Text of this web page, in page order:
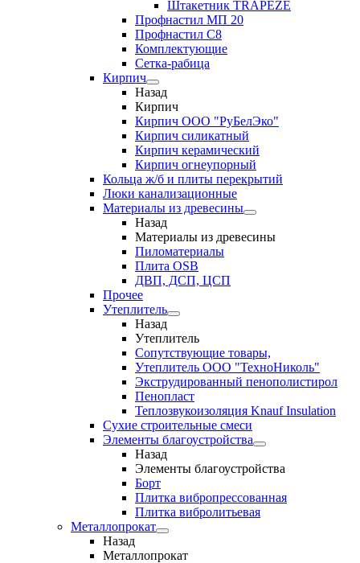
Штакетник TRAPEZE
Профнастил МП 20
Профнастил С8
Комплектующие
Сетка-рабица
Кирпич
Назад
Кирпич
Кирпич ООО "РуБелЭко"
Кирпич силикатный
Кирпич керамический
Кирпич огнеупорный
Кольца ж/б и плиты перекрытий
Люки канализационные
Материалы из древесины
Назад
Материалы из древесины
Пиломатериалы
Плита OSB
ДВП, ДСП, ЦСП
Прочее
Утеплитель
Назад
Утеплитель
Сопутствующие товары,
Утеплитель ООО "ТехноНиколь"
Экструдированный пенополистирол
Пенопласт
Теплозвукоизоляция Knauf Insulation
Сухие строительные смеси
Элементы благоустройства
Назад
Элементы благоустройства
Борт
Плитка вибропрессованная
Плитка вибролитьевая
Металлопрокат
Назад
Металлопрокат